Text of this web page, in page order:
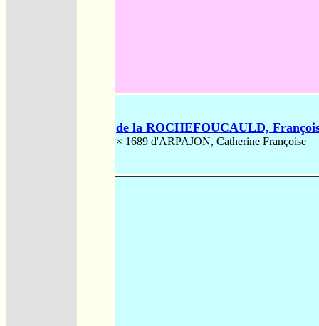
de la ROCHEFOUCAULD,
× 1689 d'ARPAJON, Catherine Françoise